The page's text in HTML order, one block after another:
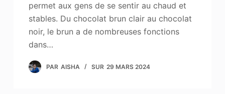
permet aux gens de se sentir au chaud et
stables. Du chocolat brun clair au chocolat
noir, le brun a de nombreuses fonctions
dans…
PAR AISHA SUR 29 MARS 2024